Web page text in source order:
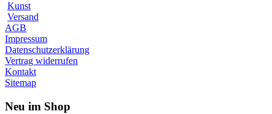
Kunst
Versand
AGB
Impressum
Datenschutzerklärung
Vertrag widerrufen
Kontakt
Sitemap
Neu im Shop